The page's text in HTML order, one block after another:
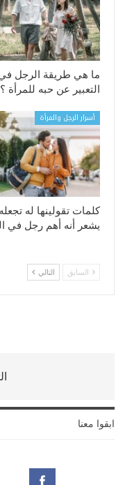
ما هي طريقة الرجل
التعبير عن حبه للمرأة ؟
أسرار الرجل والمرأة
كلمات تقولينها له تجعله
يشعر أنه أهم رجل في
السابق التالي
ابقوا معنا